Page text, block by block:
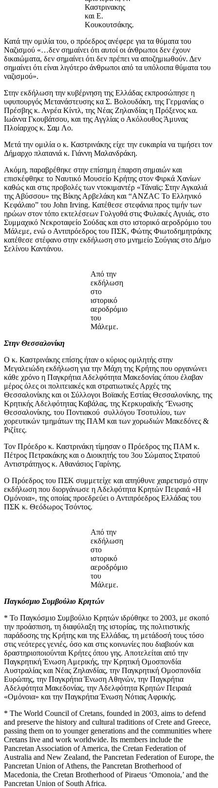
Καστρινακης
και Ε.
Κουκουτσάκης.
Κατά την ομιλία του, ο πρόεδρος ανέφερε για τα θύματα του
Ναζισμού «…δεν σημαίνει ότι αυτοί οι άνθρωποι δεν έχουν
δικαιώματα, δεν σημαίνει ότι δεν πρέπει να αποζημιωθούν. Δεν
σημαίνει ότι είναι λιγότερο άνθρωποι από τα υπόλοιπα θύματα του
ναζισμού».
Στην εκδήλωση την κυβέρνηση της Ελλάδας εκπροσώπησε η
υφυπουργός Μετανάστευσης κα Σ. Βολουδάκη, της Γερμανίας ο
Πρέσβης κ. Ανρέα Κίντλ, της Νέας Ζηλανδίας η Πρόξενος κα.
Ιωάννα Γκουβάτσου, και της Αγγλίας ο Ακόλουθος Άμυνας
Πλοίαρχος κ. Σαμ Λο.
Μετά την ομιλία ο κ. Καστρινάκης είχε την ευκαιρία να τιμήσει τον
Δήμαρχο πλατανιά κ. Γιάννη Μαλανδράκη.
Ακόμη, παραβρέθηκε στην επίσημη έπαρση σημαιών και
επισκέφθηκε το Ναυτικό Μουσείο Κρήτης στον Φιρκά Χανίων
καθώς και στις προβολές των ντοκιμαντέρ «Τάναϊς: Στην Αγκαλιά
της Αβύσσου» της Βίκης Αρβελάκη και “ANZAC Το Ελληνικό
Κεφάλαιο” του John Irving. Κατέθεσε στεφάνια προς τιμήν των
ηρώων στον τόπο εκτελέσεων Γολγοθά στις Φυλακές Αγυιάς, στο
Συμμαχικό Νεκροταφείο Σούδας και στο ιστορικό αεροδρόμιο του
Μάλεμε, ενώ ο Αντιπρόεδρος του ΠΣΚ, Φώτης Φιωτοδημητράκης
κατέθεσε στέφανο στην εκδήλωση στο μνημείο Σούγιας στο Δήμο
Σελίνου Καντάνου.
Από την
εκδήλωση
στο
ιστορικό
αεροδρόμιο
του
Μάλεμε.
Στην Θεσσαλονίκη
Ο κ. Καστρινάκης επίσης ήταν ο κύριος ομιλητής στην
Μεγαλειώδη εκδήλωση για την Μάχη της Κρήτης που οργανώνει
κάθε χρόνο η Παγκρήτια Αδελφότητα Μακεδονίας όπου έλαβαν
μέρος όλες οι πολιτειακές και στρατιωτικές Αρχές της
Θεσσαλονίκης και οι Σύλλογοι Βοϊακής Εστίας Θεσσαλονίκης, της
Κρητικής Αδελφότητας Καβάλας, της Κερκυραϊκής ‘Ένωσης
Θεσσαλονίκης, του Ποντιακού συλλόγου Τσοτυλίου, των
χορευτικών τμημάτων της ΠΑΜ και των χορωδιών Μακεδόνες &
Ριζίτες.
Τον Πρόεδρο κ. Καστρινάκη τίμησαν ο Πρόεδρος της ΠΑΜ κ.
Πέτρος Πετρακάκης και ο Διοικητής του 3ου Σώματος Στρατού
Αντιστράτηγος κ. Αθανάσιος Γαρίνης.
Ο Πρόεδρος του ΠΣΚ συμμετείχε και απηύθυνε χαιρετισμό στην
εκδήλωση που διοργάνωσε η Αδελφότητα Κρητών Πειραιά «Η
Ομόνοια», της οποίας προεδρεύει ο Αντιπρόεδρος Ελλάδας του
ΠΣΚ κ. Θεόδωρος Τσόντος.
Από την
εκδήλωση
στο
ιστορικό
αεροδρόμιο
του
Μάλεμε.
Παγκόσμιο Συμβούλιο Κρητών
* Το Παγκόσμιο Συμβούλιο Κρητών ιδρύθηκε το 2003, με σκοπό
την προάσπιση, τη διαφύλαξη της ιστορίας, της πολιτιστικής
παράδοσης της Κρήτης και της Ελλάδας, τη μετάδοσή τους τόσο
στις νεότερες γενιές, όσο και στις κοινωνίες που διαβιούν και
δραστηριοποιούνται Κρήτες όπου γης. Αποτελείται από την
Παγκρητική Ένωση Αμερικής, την Κρητική Ομοσπονδία
Αυστραλίας και Νέας Ζηλανδίας, την Παγκρητική Ομοσπονδία
Ευρώπης, την Παγκρήτια Ένωση Αθηνών, την Παγκρήτια
Αδελφότητα Μακεδονίας, την Αδελφότητα Κρητών Πειραιά
«Ομόνοια» και την Παγκρήτια Ένωση Νότιας Αφρικής.
* The World Council of Cretans, founded in 2003, aims to defend
and preserve the history and cultural traditions of Crete and Greece,
passing them on to younger generations and the communities where
Cretans live and work worldwide. Its members include the
Pancretan Association of America, the Cretan Federation of
Australia and New Zealand, the Pancretan Federation of Europe, the
Pancretan Union of Athens, the Pancretan Brotherhood of
Macedonia, the Cretan Brotherhood of Piraeus ‘Omonoia,’ and the
Pancretan Union of South Africa.